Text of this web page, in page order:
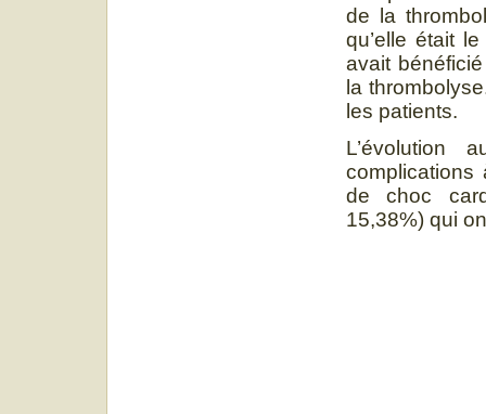
de la
qu’elle était
avait
la
les patients.
L’évolution
complications
de choc
15,38%) qui